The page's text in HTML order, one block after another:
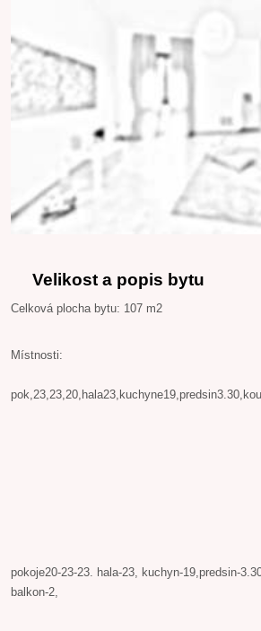
Velikost a popis bytu
Celková plocha bytu: 107 m2
Místnosti:
pokoje20-23-23. hala-23, kuchyn-19,predsin-
balkon-2,